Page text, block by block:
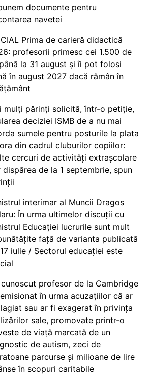
documente pentru
navetei
Prima de carieră didactică
profesorii primesc cei 1.500 de
la 31 august și îi pot folosi
în august 2027 dacă rămân în
mulți părinți solicită, într-o petiție,
deciziei ISMB de a nu mai
sumele pentru posturile la plata
din cadrul cluburilor copiilor:
cercuri de activități extrașcolare
dispărea de la 1 septembrie, spun
interimar al Muncii Dragos
În urma ultimelor discuții cu
Educației lucrurile sunt mult
față de varianta publicată
iulie / Sectorul educației este
cunoscut profesor de la Cambridge
în urma acuzațiilor că ar
sau ar fi exagerat în privința
sale, promovate printr-o
de viață marcată de un
de autism, zeci de
parcurse și milioane de lire
în scopuri caritabile